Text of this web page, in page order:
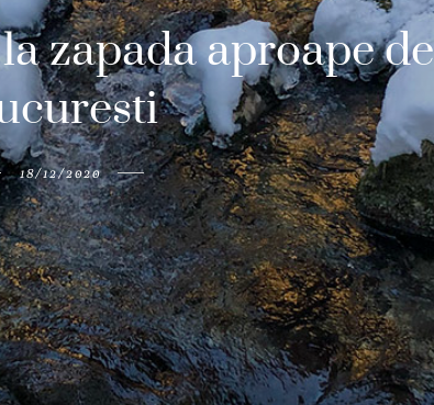
zapada aproape de
18/12/2020